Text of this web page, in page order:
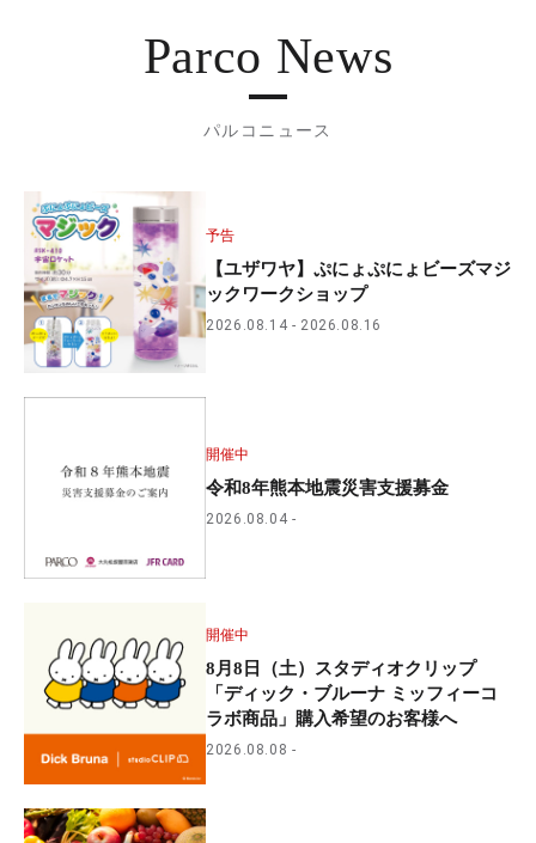
Parco News
パルコニュース
予告
【ユザワヤ】ぷにょぷにょビーズマジ
ックワークショップ
2026.08.14 2026.08.16
開催中
令和8年熊本地震災害支援募金
2026.08.04
開催中
8月8日（土）スタディオクリップ
「ディック・ブルーナ ミッフィーコ
ラボ商品」購入希望のお客様へ
2026.08.08